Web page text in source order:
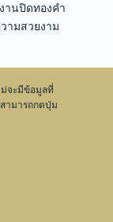
านปิดทองคำ
ามสวยงาม
จะมีข้อมูลที่
ามารถกดปุ่ม